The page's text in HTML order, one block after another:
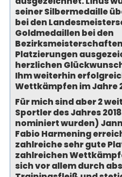
seiner Silbermedaille
bei den
Goldmedaillen bei den
Platzierungen
herzlichen
Ihm weiterhin
Wettkämpfen im Jahre
Für mich sind aber 2
Sportler des Jahres
nominiert wurden)
Fabio Harmening
zahlreiche sehr gute
zahlreichen
sich vor allem durch